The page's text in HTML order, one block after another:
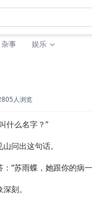
杂事 娱乐
人浏览
什么名字？”
问出这句话。
“苏雨蝶，她跟你的病
刻。